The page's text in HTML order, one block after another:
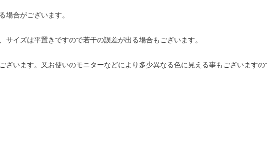
合がございます。
イズは平置きですので若干の誤差が出る場合もございます。
います。又お使いのモニターなどにより多少異なる色に見える事もございますの